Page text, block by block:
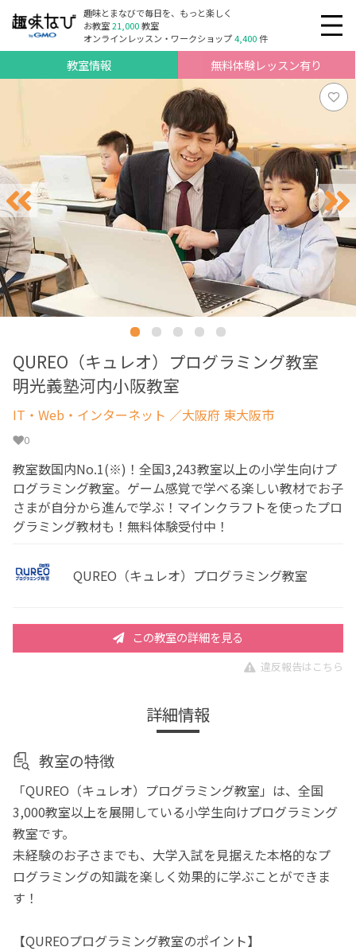
趣味とまなびで毎日を、もっと楽しく
お教室21,000教室
オンラインレッスン・ワークショップ4,400件
教室情報 無料体験レッスン有り
QUREO（キュレオ）プログラミング教室
明光義塾河内小阪教室
IT・Web・インターネット ／大阪府 東大阪市
0
教室数国内No.1(※)！全国3,243教室以上の小学生向けプ
ログラミング教室。ゲーム感覚で学べる楽しい教材でお子
さまが自分から進んで学ぶ！マインクラフトを使ったプロ
グラミング教材も！無料体験受付中！
QUREO（キュレオ）プログラミング教室
この教室の詳細を見る
違反報告はこちら
詳細情報
教室の特徴
「QUREO（キュレオ）プログラミング教室」は、全国
3,000教室以上を展開している小学生向けプログラミング
教室です。
未経験のお子さまでも、大学入試を見据えた本格的なプ
ログラミングの知識を楽しく効果的に学ぶことができま
す！
【QUREOプログラミング教室のポイント】